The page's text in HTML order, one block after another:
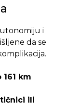
i
da se
161 km
ili